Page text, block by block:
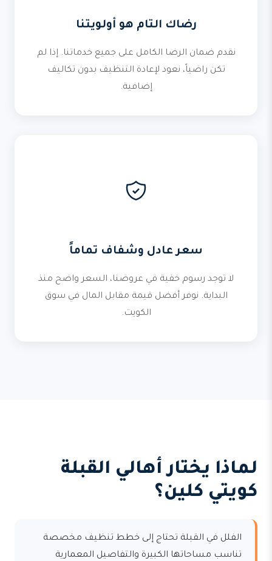
رضاك التام هو أولويتنا
نقدم ضمان الرضا الكامل على جميع خدماتنا. إذا لم
تكن راضياً، نعود لإعادة التنظيف بدون تكاليف
إضافية.
سعر عادل وشفاف تماماً
لا توجد رسوم خفية في عروضنا، السعر واضح منذ
البداية. نوفر أفضل قيمة مقابل المال في سوق
الكويت.
لماذا يختار أهالي القبلة
كويتي كلين؟
الفلل في القبلة تحتاج إلى خطط تنظيف مخصصة
تناسب مساحاتها الكبيرة والتفاصيل المعمارية